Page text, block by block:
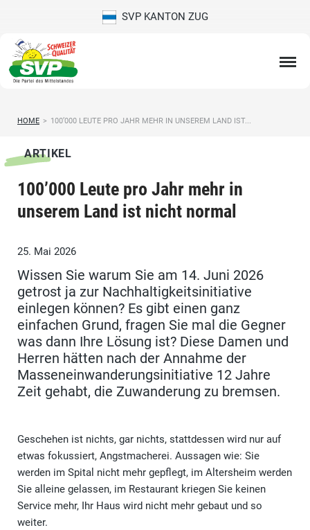
SVP KANTON ZUG
HOME > 100’000 LEUTE PRO JAHR MEHR IN UNSEREM LAND IST...
ARTIKEL
100’000 Leute pro Jahr mehr in
unserem Land ist nicht normal
25. Mai 2026
Wissen Sie warum Sie am 14. Juni 2026
getrost ja zur Nachhaltigkeitsinitiative
einlegen können? Es gibt einen ganz
einfachen Grund, fragen Sie mal die Gegner
was dann Ihre Lösung ist? Diese Damen und
Herren hätten nach der Annahme der
Masseneinwanderungsinitiative 12 Jahre
Zeit gehabt, die Zuwanderung zu bremsen.
Geschehen ist nichts, gar nichts, stattdessen wird nur auf
etwas fokussiert, Angstmacherei. Aussagen wie: Sie
werden im Spital nicht mehr gepflegt, im Altersheim werden
Sie alleine gelassen, im Restaurant kriegen Sie keinen
Service mehr, Ihr Haus wird nicht mehr gebaut und so
weiter.